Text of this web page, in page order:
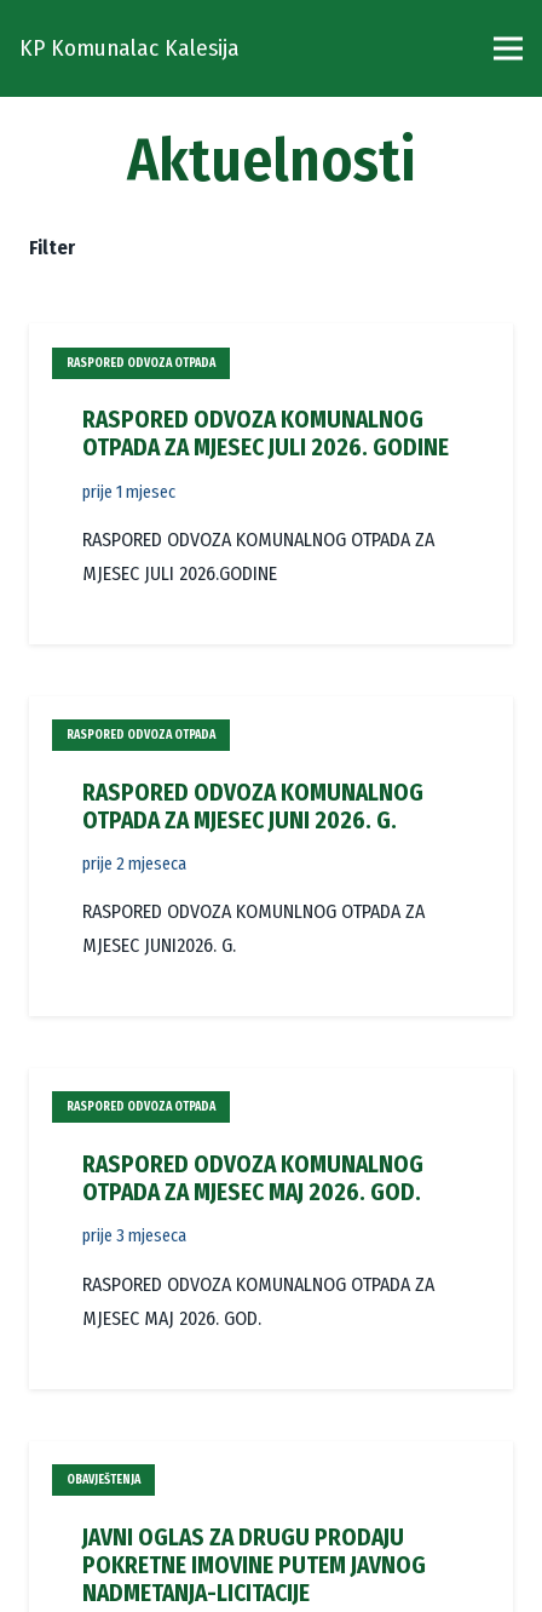
KP Komunalac Kalesija
Aktuelnosti
Filter
RASPORED ODVOZA OTPADA
RASPORED ODVOZA KOMUNALNOG
OTPADA ZA MJESEC JULI 2026. GODINE
prije 1 mjesec
RASPORED ODVOZA KOMUNALNOG OTPADA ZA
MJESEC JULI 2026.GODINE
RASPORED ODVOZA OTPADA
RASPORED ODVOZA KOMUNALNOG
OTPADA ZA MJESEC JUNI 2026. G.
prije 2 mjeseca
RASPORED ODVOZA KOMUNLNOG OTPADA ZA
MJESEC JUNI2026. G.
RASPORED ODVOZA OTPADA
RASPORED ODVOZA KOMUNALNOG
OTPADA ZA MJESEC MAJ 2026. GOD.
prije 3 mjeseca
RASPORED ODVOZA KOMUNALNOG OTPADA ZA
MJESEC MAJ 2026. GOD.
OBAVJEŠTENJA
JAVNI OGLAS ZA DRUGU PRODAJU
POKRETNE IMOVINE PUTEM JAVNOG
NADMETANJA-LICITACIJE